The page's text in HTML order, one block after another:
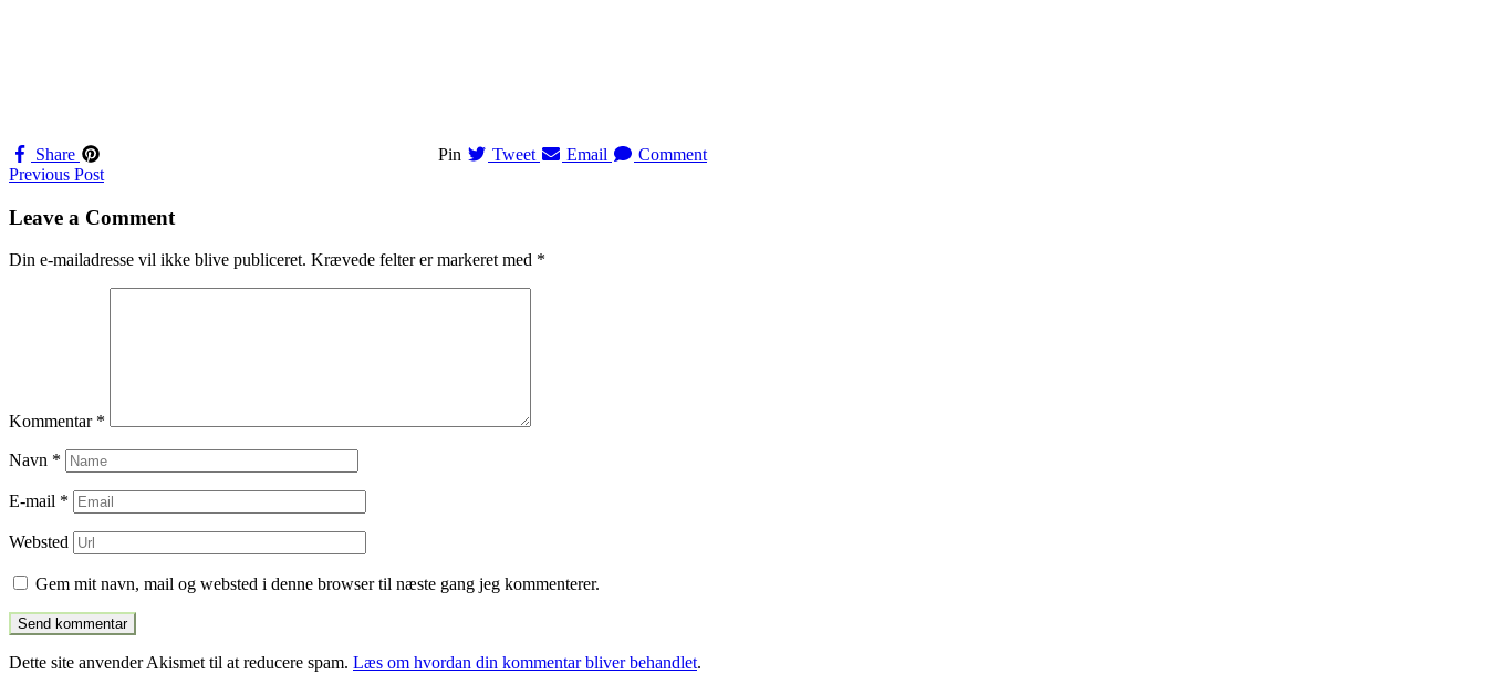
Share Pin Tweet Email Comment
Navigation
til
Previous Post
Leave a Comment
Din e-mailadresse vil ikke blive publiceret. Krævede felter er markeret med *
Kommentar *
Navn *
E-mail *
Websted
Gem mit navn, mail og websted i denne browser til næste gang jeg kommenterer.
Dette site anvender Akismet til at reducere spam. Læs om hvordan din kommentar bliver behandlet.